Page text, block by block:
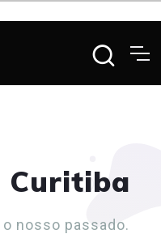
Curitiba
nosso passado.